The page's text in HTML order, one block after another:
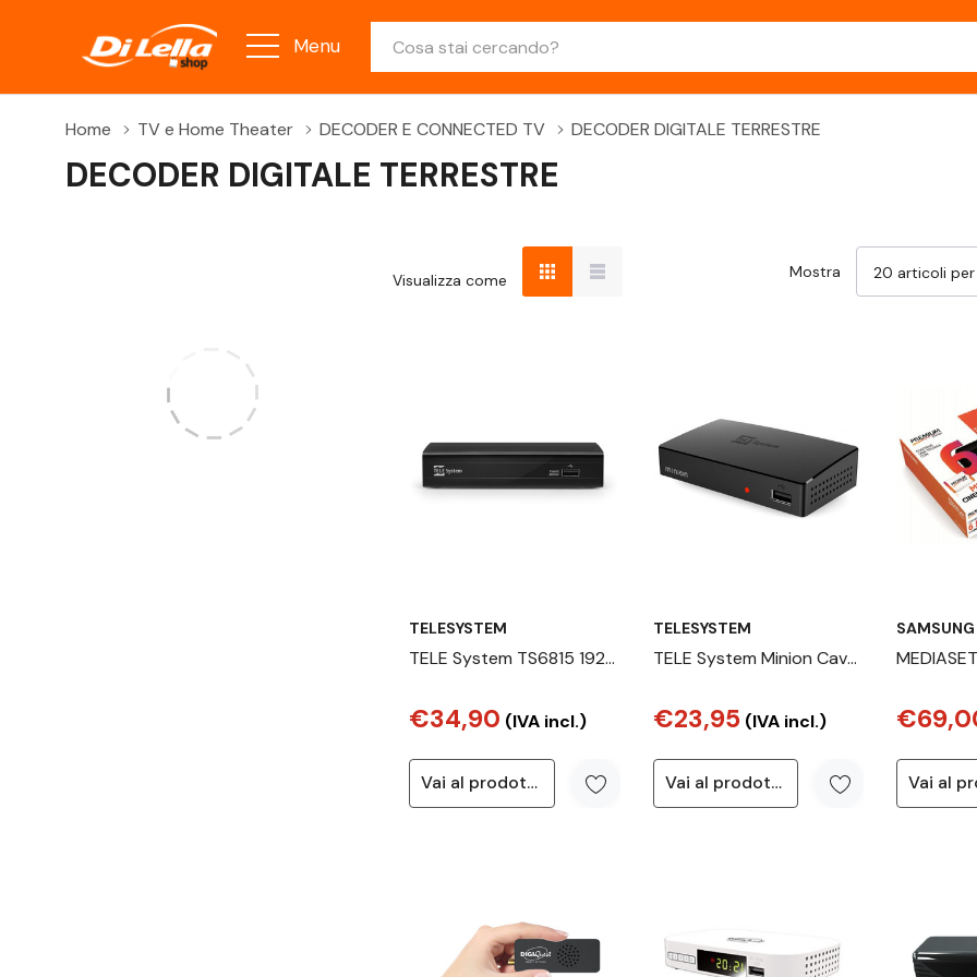
Menu
Home TV e Home Theater DECODER E CONNECTED TV DECODER DIGITALE TERRESTRE
DECODER DIGITALE TERRESTRE
Visualizza come Mostra
TELESYSTEM
TELE System TS6815 1920
€34,90 (IVA incl.)
Vai al prodotto
TELESYSTEM
TELE System Minion Cavo
€23,95 (IVA incl.)
Vai al prodotto
SAMSUNG
box TV